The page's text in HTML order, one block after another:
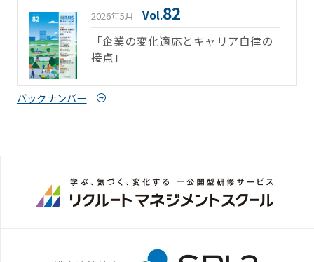
「企業の変化適応とキャリア自律の
接点」
2026年5月 Vol.82
バックナンバー